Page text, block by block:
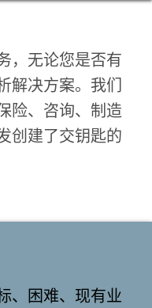
，无论您是否有
解决方案。我们
险、咨询、制造
创建了交钥匙的
、困难、现有业